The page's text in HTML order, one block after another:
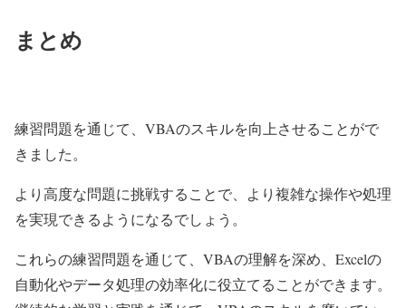
まとめ
練習問題を通じて、VBAのスキルを向上させることがで
きました。
より高度な問題に挑戦することで、より複雑な操作や処理
を実現できるようになるでしょう。
これらの練習問題を通じて、VBAの理解を深め、Excelの
自動化やデータ処理の効率化に役立てることができます。